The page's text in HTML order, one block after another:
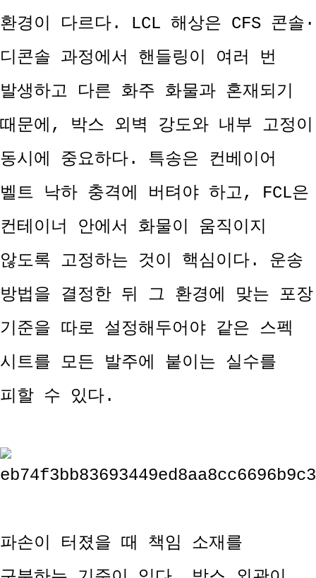
환경이 다르다. LCL 해상은 CFS 콘솔·
디콘솔 과정에서 핸들링이 여러 번
발생하고 다른 화주 화물과 혼재되기
때문에, 박스 외벽 강도와 내부 고정이
동시에 중요하다. 특송은 컨베이어
벨트 낙하 충격에 버텨야 하고, FCL은
컨테이너 안에서 화물이 움직이지
않도록 고정하는 것이 핵심이다. 운송
방법을 결정한 뒤 그 환경에 맞는 포장
기준을 따로 설정해두어야 같은 스펙
시트를 모든 발주에 붙이는 실수를
피할 수 있다.
파손이 터졌을 때 책임 소재를